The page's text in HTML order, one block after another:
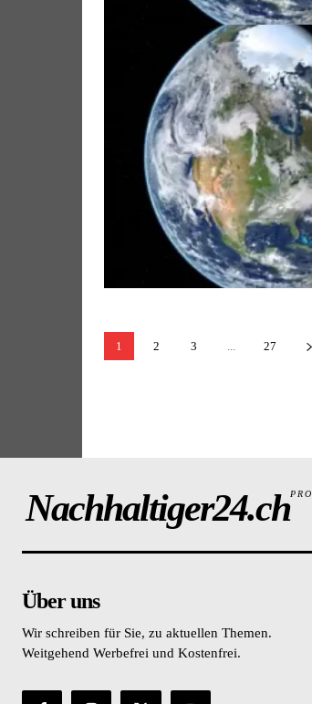
1 2 3 27
Nachhaltiger24.chPRO
Über uns
Wir schreiben für Sie, zu aktuellen Themen.
Weitgehend Werbefrei und Kostenfrei.